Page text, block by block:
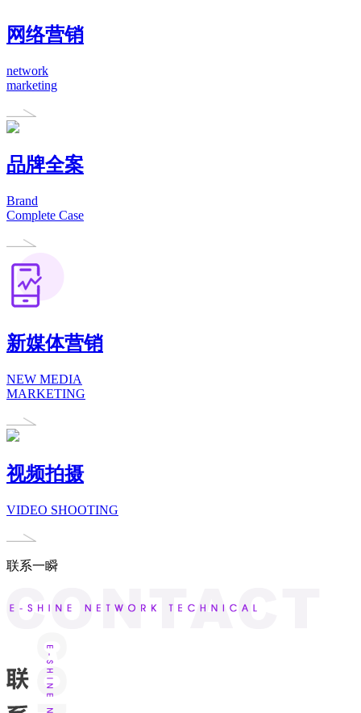
网络营销
network
marketing
品牌全案
Brand
Complete Case
新媒体营销
NEW MEDIA
MARKETING
视频拍摄
VIDEO SHOOTING
联系一瞬